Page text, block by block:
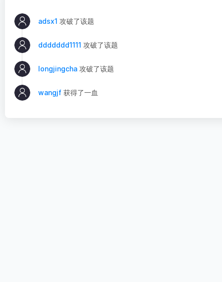
adsx1 攻破了该题
ddddddd1111 攻破了该题
longjingcha 攻破了该题
wangjf 获得了一血